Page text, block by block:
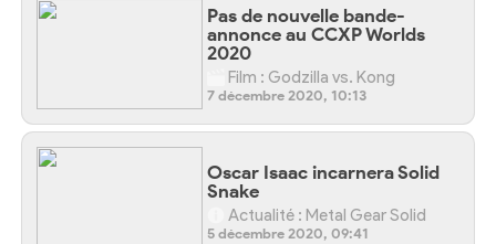
Pas de nouvelle bande-
annonce au CCXP Worlds
2020
Film : Godzilla vs. Kong
7 décembre 2020, 10:13
Oscar Isaac incarnera Solid
Snake
Actualité : Metal Gear Solid
5 décembre 2020, 09:41